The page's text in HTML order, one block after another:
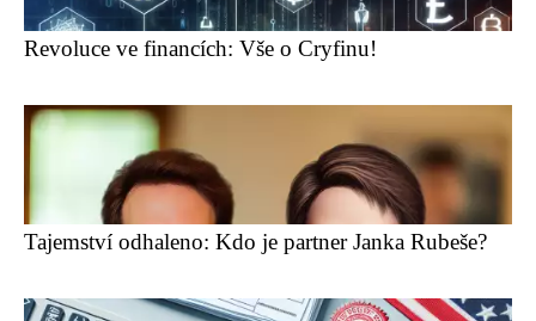
Revoluce ve financích: Vše o Cryfinu!
Tajemství odhaleno: Kdo je partner Janka Rubeše?